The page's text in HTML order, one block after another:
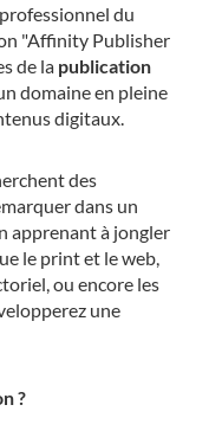
du
"Affinity Publisher
de la publication
domaine en pleine
digitaux.
des
dans un
apprenant à jongler
le print et le web,
ou encore les
une
?